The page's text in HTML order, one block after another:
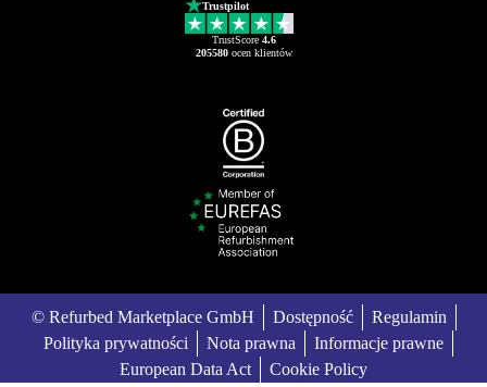
Trustpilot
TrustScore 4.6
205580ocen klientów
© Refurbed Marketplace GmbH Dostępność
Regulamin
Polityka prywatności
Nota prawna
Informacje prawne
European Data Act
Cookie Policy